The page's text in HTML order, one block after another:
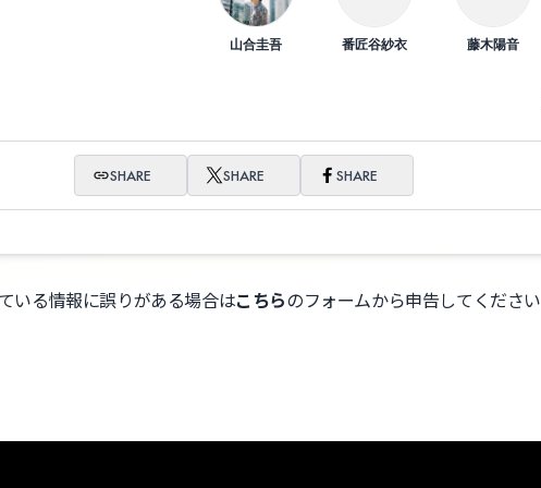
山合圭吾 番匠谷紗衣 藤木陽音
SHARE SHARE SHARE
いる情報に誤りがある場合はこちらのフォームから申告してください